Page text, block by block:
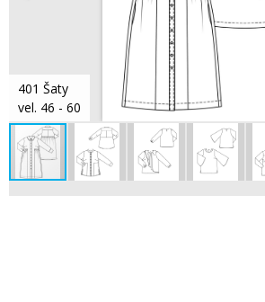
401 Šaty
vel. 46 - 60